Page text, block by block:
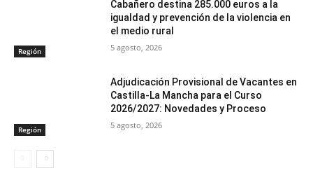
Región
Cabañero destina 285.000 euros a la
igualdad y prevención de la violencia en
el medio rural
5 agosto, 2026
Región
Adjudicación Provisional de Vacantes en
Castilla-La Mancha para el Curso
2026/2027: Novedades y Proceso
5 agosto, 2026